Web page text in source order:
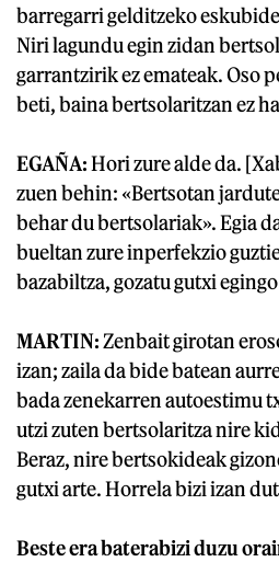
barregarri gelditzeko
Niri lagundu egin zidan
garrantzirik ez emateak. Oso
beti, baina bertsolaritzan ez
EGAÑA:Hori zure alde da.
zuen behin: «Bertsotan
behar du bertsolariak». Egia
bueltan zure inperfekzio
bazabiltza, gozatu gutxi
MARTIN:Zenbait girotan
izan; zaila da bide batean
bada zenekarren autoestimu
utzi zuten bertsolaritza nire
Beraz, nire bertsokideak
gutxi arte. Horrela bizi izan
Beste era baterabizi duzu